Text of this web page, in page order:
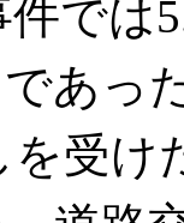
では
あっ
を受